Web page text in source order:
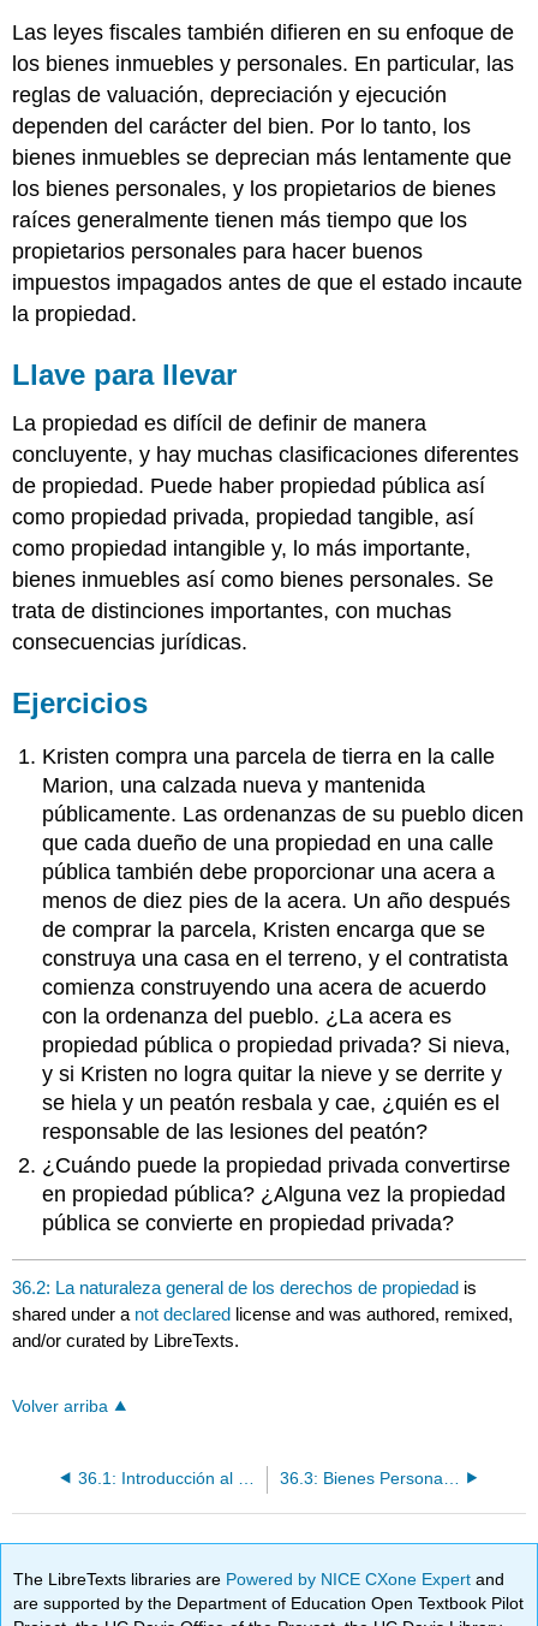
Las leyes fiscales también difieren en su enfoque de
los bienes inmuebles y personales. En particular, las
reglas de valuación, depreciación y ejecución
dependen del carácter del bien. Por lo tanto, los
bienes inmuebles se deprecian más lentamente que
los bienes personales, y los propietarios de bienes
raíces generalmente tienen más tiempo que los
propietarios personales para hacer buenos
impuestos impagados antes de que el estado incaute
la propiedad.
Llave para llevar
La propiedad es difícil de definir de manera
concluyente, y hay muchas clasificaciones diferentes
de propiedad. Puede haber propiedad pública así
como propiedad privada, propiedad tangible, así
como propiedad intangible y, lo más importante,
bienes inmuebles así como bienes personales. Se
trata de distinciones importantes, con muchas
consecuencias jurídicas.
Ejercicios
Kristen compra una parcela de tierra en la calle
Marion, una calzada nueva y mantenida
públicamente. Las ordenanzas de su pueblo dicen
que cada dueño de una propiedad en una calle
pública también debe proporcionar una acera a
menos de diez pies de la acera. Un año después
de comprar la parcela, Kristen encarga que se
construya una casa en el terreno, y el contratista
comienza construyendo una acera de acuerdo
con la ordenanza del pueblo. ¿La acera es
propiedad pública o propiedad privada? Si nieva,
y si Kristen no logra quitar la nieve y se derrite y
se hiela y un peatón resbala y cae, ¿quién es el
responsable de las lesiones del peatón?
¿Cuándo puede la propiedad privada convertirse
en propiedad pública? ¿Alguna vez la propiedad
pública se convierte en propiedad privada?
36.2: La naturaleza general de los derechos de propiedad is
shared under a not declared license and was authored, remixed,
and/or curated by LibreTexts.
Volver arriba
The LibreTexts libraries are Powered by NICE CXone Expertand
are supported by the Department of Education Open Textbook Pilot